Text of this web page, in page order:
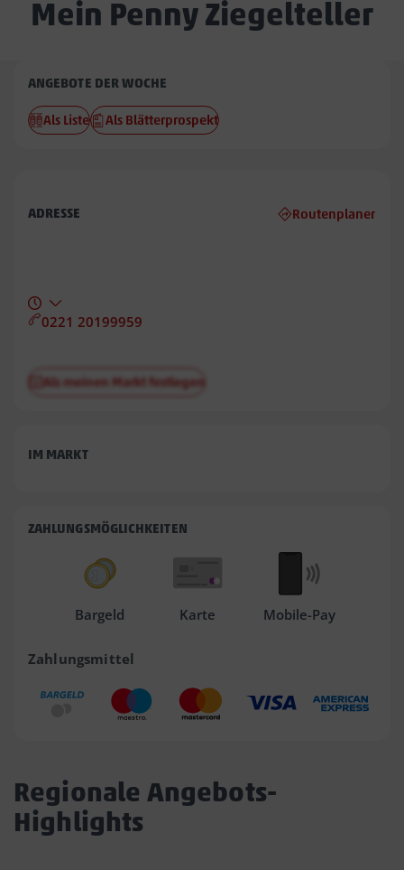
Mein Penny Ziegelteller
Penny
Ziegelteller
ANGEBOTE DER WOCHE
Als Liste Als Blätterprospekt
ADRESSE Routenplaner
0221 20199959
Als meinen Markt festlegen
IM MARKT
ZAHLUNGSMÖGLICHKEITEN
Bargeld Karte Mobile-Pay
Zahlungsmittel
Regionale Angebots-
Highlights